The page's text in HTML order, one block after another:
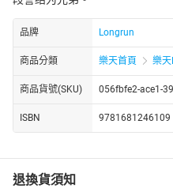
品牌 Longrun
商品分類 樂天首頁 樂
商品貨號(SKU) 056fbfe2-ace1-
ISBN 9781681246109
退換貨須知